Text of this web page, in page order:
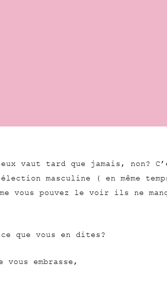
vaut tard que jamais, non?
masculine ( en même
vous pouvez le voir ils ne
ce que vous en dites?
vous embrasse,